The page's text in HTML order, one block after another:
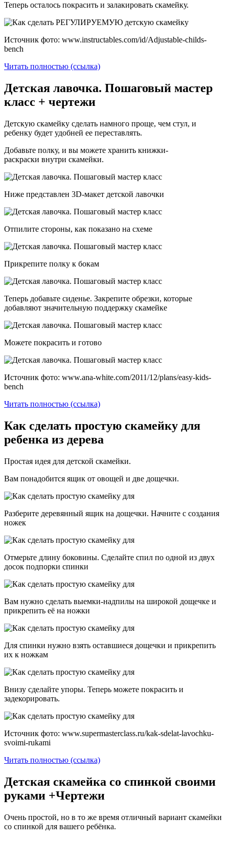
Теперь осталось покрасить и залакировать скамейку.
Источник фото: www.instructables.com/id/Adjustable-childs-
bench
Читать полностью (ссылка)
Детская лавочка. Пошаговый мастер
класс + чертежи
Детскую скамейку сделать намного проще, чем стул, и
ребенку будет удобней ее переставлять.
Добавьте полку, и вы можете хранить книжки-
раскраски внутри скамейки.
Ниже представлен 3D-макет детской лавочки
Отпилите стороны, как показано на схеме
Прикрепите полку к бокам
Теперь добавьте сиденье. Закрепите обрезки, которые
добавляют значительную поддержку скамейке
Можете покрасить и готово
Источник фото: www.ana-white.com/2011/12/plans/easy-kids-
bench
Читать полностью (ссылка)
Как сделать простую скамейку для
ребенка из дерева
Простая идея для детской скамейки.
Вам понадобится ящик от овощей и две дощечки.
Разберите деревянный ящик на дощечки. Начните с создания
ножек
Отмерьте длину боковины. Сделайте спил по одной из двух
досок подпорки спинки
Вам нужно сделать выемки-надпилы на широкой дощечке и
прикрепить её на ножки
Для спинки нужно взять оставшиеся дощечки и прикрепить
их к ножкам
Внизу сделайте упоры. Теперь можете покрасить и
задекорировать.
Источник фото: www.supermasterclass.ru/kak-sdelat-lavochku-
svoimi-rukami
Читать полностью (ссылка)
Детская скамейка со спинкой своими
руками +Чертежи
Очень простой, но в то же время отличный вариант скамейки
со спинкой для вашего ребёнка.